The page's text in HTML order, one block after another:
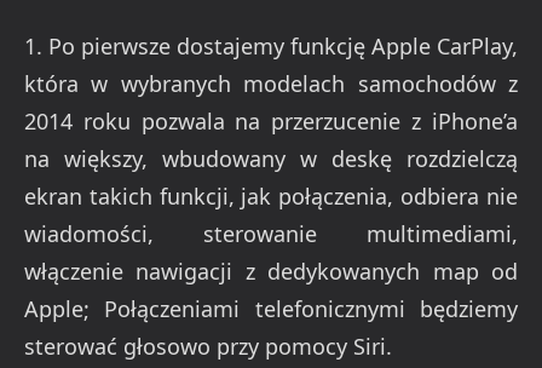
1. Po pierwsze dostajemy funkcję Apple CarPlay,
która w wybranych modelach samochodów z
2014 roku pozwala na przerzucenie z iPhone’a
na większy, wbudowany w deskę rozdzielczą
ekran takich funkcji, jak połączenia, odbiera nie
wiadomości, sterowanie multimediami,
włączenie nawigacji z dedykowanych map od
Apple; Połączeniami telefonicznymi będziemy
sterować głosowo przy pomocy Siri.